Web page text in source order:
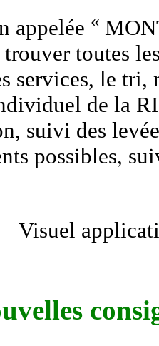
appelée «
toutes
services, le tri,
de la
suivi des
possibles,